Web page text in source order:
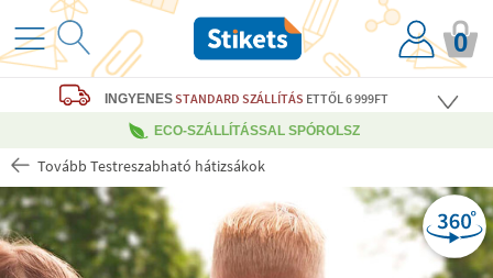
0
INGYENESSTANDARD SZÁLLÍTÁS ETTŐL 6 999FT
ECO-SZÁLLÍTÁSSAL SPÓROLSZ
Tovább Testreszabható hátizsákok